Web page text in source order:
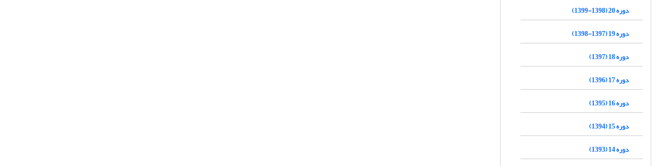
دوره 20 (1398-1399)
دوره 19 (1397-1398)
دوره 18 (1397)
دوره 17 (1396)
دوره 16 (1395)
دوره 15 (1394)
دوره 14 (1393)